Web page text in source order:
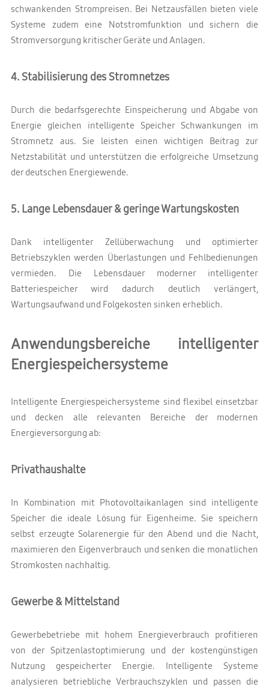
schwankenden Strompreisen. Bei Netzausfällen bieten viele
Systeme zudem eine Notstromfunktion und sichern die
Stromversorgung kritischer Geräte und Anlagen.
4. Stabilisierung des Stromnetzes
Durch die bedarfsgerechte Einspeicherung und Abgabe von
Energie gleichen intelligente Speicher Schwankungen im
Stromnetz aus. Sie leisten einen wichtigen Beitrag zur
Netzstabilität und unterstützen die erfolgreiche Umsetzung
der deutschen Energiewende.
5. Lange Lebensdauer & geringe Wartungskosten
Dank intelligenter Zellüberwachung und optimierter
Betriebszyklen werden Überlastungen und Fehlbedienungen
vermieden. Die Lebensdauer moderner intelligenter
Batteriespeicher wird dadurch deutlich verlängert,
Wartungsaufwand und Folgekosten sinken erheblich.
Anwendungsbereiche intelligenter
Energiespeichersysteme
Intelligente Energiespeichersysteme sind flexibel einsetzbar
und decken alle relevanten Bereiche der modernen
Energieversorgung ab:
Privathaushalte
In Kombination mit Photovoltaikanlagen sind intelligente
Speicher die ideale Lösung für Eigenheime. Sie speichern
selbst erzeugte Solarenergie für den Abend und die Nacht,
maximieren den Eigenverbrauch und senken die monatlichen
Stromkosten nachhaltig.
Gewerbe & Mittelstand
Gewerbebetriebe mit hohem Energieverbrauch profitieren
von der Spitzenlastoptimierung und der kostengünstigen
Nutzung gespeicherter Energie. Intelligente Systeme
analysieren betriebliche Verbrauchszyklen und passen die